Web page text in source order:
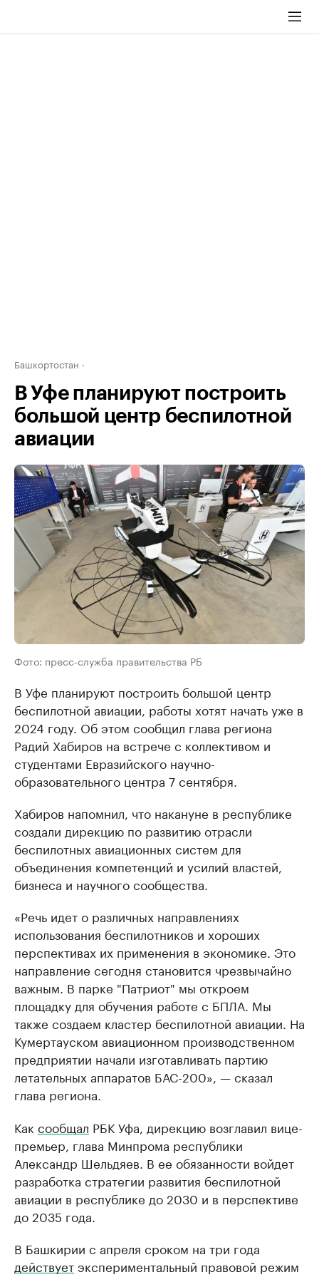
Башкортостан
В Уфе планируют построить
большой центр беспилотной
авиации
Фото: пресс-служба правительства РБ
В Уфе планируют построить большой центр
беспилотной авиации, работы хотят начать уже в
2024 году. Об этом сообщил глава региона
Радий Хабиров на встрече с коллективом и
студентами Евразийского научно-
образовательного центра 7 сентября.
Хабиров напомнил, что накануне в республике
создали дирекцию по развитию отрасли
беспилотных авиационных систем для
объединения компетенций и усилий властей,
бизнеса и научного сообщества.
«Речь идет о различных направлениях
использования беспилотников и хороших
перспективах их применения в экономике. Это
направление сегодня становится чрезвычайно
важным. В парке "Патриот" мы откроем
площадку для обучения работе с БПЛА. Мы
также создаем кластер беспилотной авиации. На
Кумертауском авиационном производственном
предприятии начали изготавливать партию
летательных аппаратов БАС-200», — сказал
глава региона.
Как сообщал РБК Уфа, дирекцию возглавил вице-
премьер, глава Минпрома республики
Александр Шельдяев. В ее обязанности войдет
разработка стратегии развития беспилотной
авиации в республике до 2030 и в перспективе
до 2035 года.
В Башкирии с апреля сроком на три года
действуетэкспериментальный правовой режим